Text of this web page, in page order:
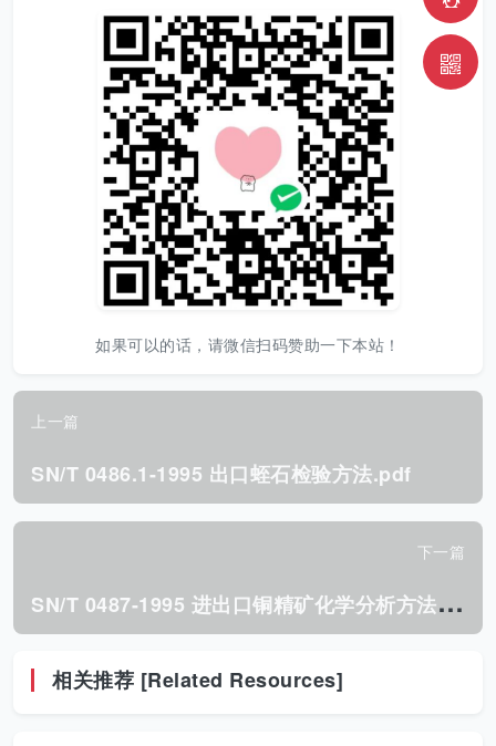
如果可以的话，请微信扫码赞助一下本站！
上一篇
SN/T 0486.1-1995 出口蛭石检验方法.pdf
下一篇
S
N/T 0487-1995 进出口铜精矿化学分析方法 碘量法测定铜量.pdf
相关推荐 [Related Resources]